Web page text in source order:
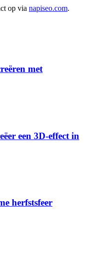
op via napiseo.com.
met
een 3D-effect in
herfstsfeer